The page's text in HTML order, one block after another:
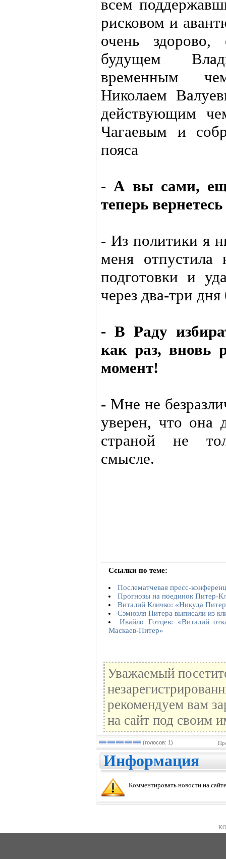
всем
рисковом и
очень
будущем
временным
Николаем
действующим
Чагаевым и
пояса
- А вы сами,
теперь
- Из политики я
меня отпустила
подготовки и
через два-три
- В Раду
как раз, вновь
момент!
- Мне не
уверен, что она
страной не
смысле.
Ссылки по теме:
Послематчевая пресс-
Прогнозы на поединок Питер-
Виталий Кличко: «Никуда
Сэмюэля Питера выписали из
Ивайло Готцев: «Виталий
Маскаев-Питер»
Уважаемый
рекомендуем вам
на сайт под своим
(голосов: 1)
Информация
Комментировать новости на